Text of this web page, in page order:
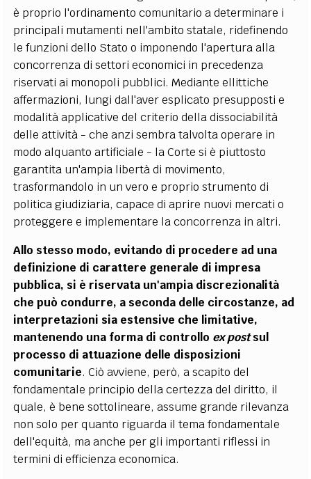
è proprio l'ordinamento comunitario a determinare i
principali mutamenti nell'ambito statale, ridefinendo
le funzioni dello Stato o imponendo l'apertura alla
concorrenza di settori economici in precedenza
riservati ai monopoli pubblici. Mediante ellittiche
affermazioni, lungi dall'aver esplicato presupposti e
modalità applicative del criterio della dissociabilità
delle attività - che anzi sembra talvolta operare in
modo alquanto artificiale - la Corte si è piuttosto
garantita un'ampia libertà di movimento,
trasformandolo in un vero e proprio strumento di
politica giudiziaria, capace di aprire nuovi mercati o
proteggere e implementare la concorrenza in altri.
Allo stesso modo, evitando di procedere ad una
definizione di carattere generale di impresa
pubblica, si è riservata un'ampia discrezionalità
che può condurre, a seconda delle circostanze, ad
interpretazioni sia estensive che limitative,
mantenendo una forma di controllo ex postsul
processo di attuazione delle disposizioni
comunitarie. Ciò avviene, però, a scapito del
fondamentale principio della certezza del diritto, il
quale, è bene sottolineare, assume grande rilevanza
non solo per quanto riguarda il tema fondamentale
dell'equità, ma anche per gli importanti riflessi in
termini di efficienza economica.